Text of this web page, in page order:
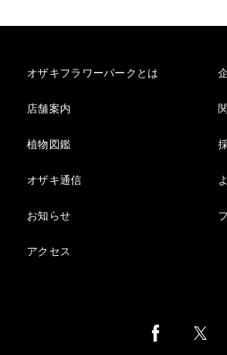
オザキフラワーパークとは
店舗案内
植物図鑑
オザキ通信
お知らせ
アクセス